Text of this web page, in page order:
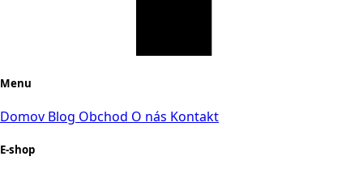
Menu
Domov Blog Obchod O nás Kontakt
E-shop